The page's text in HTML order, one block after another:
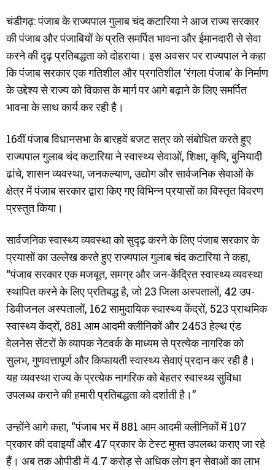
चंडीगढ़: पंजाब के राज्यपाल गुलाब चंद कटारिया ने आज राज्य सरकार
की पंजाब और पंजाबियों के प्रति समर्पित भावना और ईमानदारी से सेवा
करने की दृढ़ प्रतिबद्धता को दोहराया। इस अवसर पर राज्यपाल ने कहा
कि पंजाब सरकार एक गतिशील और प्रगतिशील ‘रंगला पंजाब’ के निर्माण
के उद्देश्य से राज्य को विकास के मार्ग पर आगे बढ़ाने के लिए समर्पित
भावना के साथ कार्य कर रही है।
16वीं पंजाब विधानसभा के बारहवें बजट सत्र को संबोधित करते हुए
राज्यपाल गुलाब चंद कटारिया ने स्वास्थ्य सेवाओं, शिक्षा, कृषि, बुनियादी
ढांचे, शासन व्यवस्था, जनकल्याण, उद्योग और सार्वजनिक सेवाओं के
क्षेत्र में पंजाब सरकार द्वारा किए गए विभिन्न प्रयासों का विस्तृत विवरण
प्रस्तुत किया।
सार्वजनिक स्वास्थ्य व्यवस्था को सुदृढ़ करने के लिए पंजाब सरकार के
प्रयासों का उल्लेख करते हुए राज्यपाल गुलाब चंद कटारिया ने कहा,
“पंजाब सरकार एक मजबूत, समग्र और जन-केंद्रित स्वास्थ्य व्यवस्था
स्थापित करने के लिए प्रतिबद्ध है, जो 23 जिला अस्पतालों, 42 उप-
डिवीजनल अस्पतालों, 162 सामुदायिक स्वास्थ्य केंद्रों, 523 प्राथमिक
स्वास्थ्य केंद्रों, 881 आम आदमी क्लीनिकों और 2453 हेल्थ एंड
वेलनेस सेंटरों के व्यापक नेटवर्क के माध्यम से प्रत्येक नागरिक को
सुलभ, गुणवत्तापूर्ण और किफायती स्वास्थ्य सेवाएं प्रदान कर रही है।
यह व्यवस्था राज्य के प्रत्येक नागरिक को बेहतर स्वास्थ्य सुविधा
उपलब्ध कराने की हमारी प्रतिबद्धता को दर्शाती है।”
उन्होंने आगे कहा, “पंजाब भर में 881 आम आदमी क्लीनिकों में 107
प्रकार की दवाइयाँ और 47 प्रकार के टेस्ट मुफ्त उपलब्ध कराए जा रहे
हैं। अब तक ओपीडी में 4.7 करोड़ से अधिक लोग इन सेवाओं का लाभ